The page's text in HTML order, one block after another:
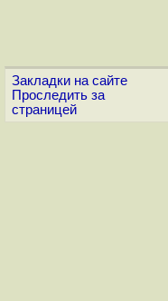
Закладки на сайте
Проследить за
страницей